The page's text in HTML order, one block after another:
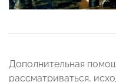
Дополнительная
рассматриваться,